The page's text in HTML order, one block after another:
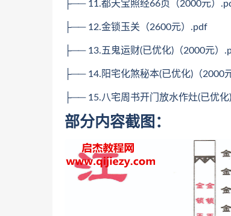
├── 11.都天宝照经66页（2000元）
├── 12.金锁玉关（2600元）.pdf
├── 13.五鬼运财(已优化)（2000元）
├── 14.阳宅化煞秘本(已优化)（2000
├── 15.八宅周书开门放水作灶(已优
部分内容截图：